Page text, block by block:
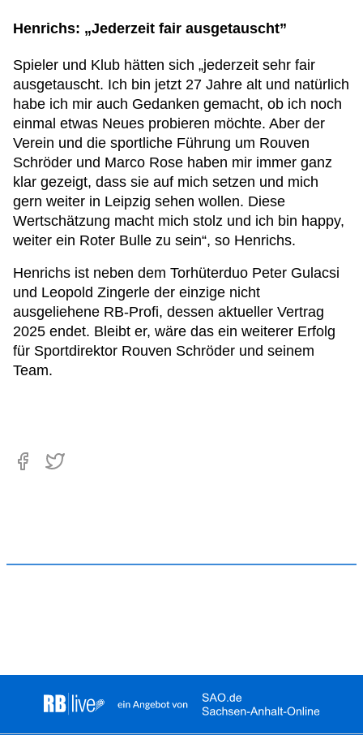
Henrichs: „Jederzeit fair ausgetauscht”
Spieler und Klub hätten sich „jederzeit sehr fair
ausgetauscht. Ich bin jetzt 27 Jahre alt und natürlich
habe ich mir auch Gedanken gemacht, ob ich noch
einmal etwas Neues probieren möchte. Aber der
Verein und die sportliche Führung um Rouven
Schröder und Marco Rose haben mir immer ganz
klar gezeigt, dass sie auf mich setzen und mich
gern weiter in Leipzig sehen wollen. Diese
Wertschätzung macht mich stolz und ich bin happy,
weiter ein Roter Bulle zu sein“, so Henrichs.
Henrichs ist neben dem Torhüterduo Peter Gulacsi
und Leopold Zingerle der einzige nicht
ausgeliehene RB-Profi, dessen aktueller Vertrag
2025 endet. Bleibt er, wäre das ein weiterer Erfolg
für Sportdirektor Rouven Schröder und seinem
Team.